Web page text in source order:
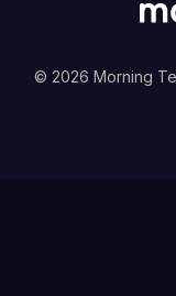
© 2026 Morning